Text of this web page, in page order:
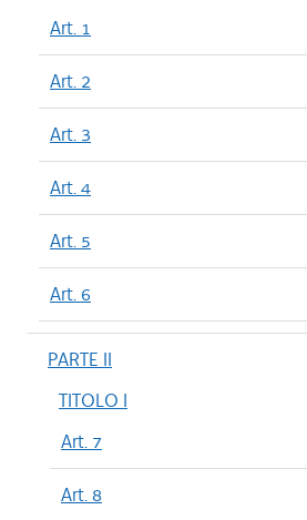
Art. 1
Art. 2
Art. 3
Art. 4
Art. 5
Art. 6
PARTE II
TITOLO I
Art. 7
Art. 8